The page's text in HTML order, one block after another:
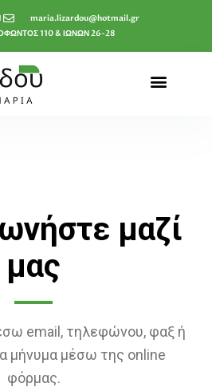
maria.lizardou@hotmail.gr
110 & ΙΩΝΩΝ 26-28
μαζί
μας
email, τηλεφώνου, φαξ ή
μήνυμα μέσω της online
φόρμας.